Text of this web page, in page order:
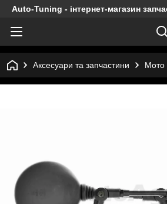
Auto-Tuning - інтернет-магазин
Аксесуари та запчастини Мото